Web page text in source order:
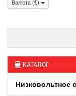
Валюта (€)
КАТАЛОГ
Низковольтное